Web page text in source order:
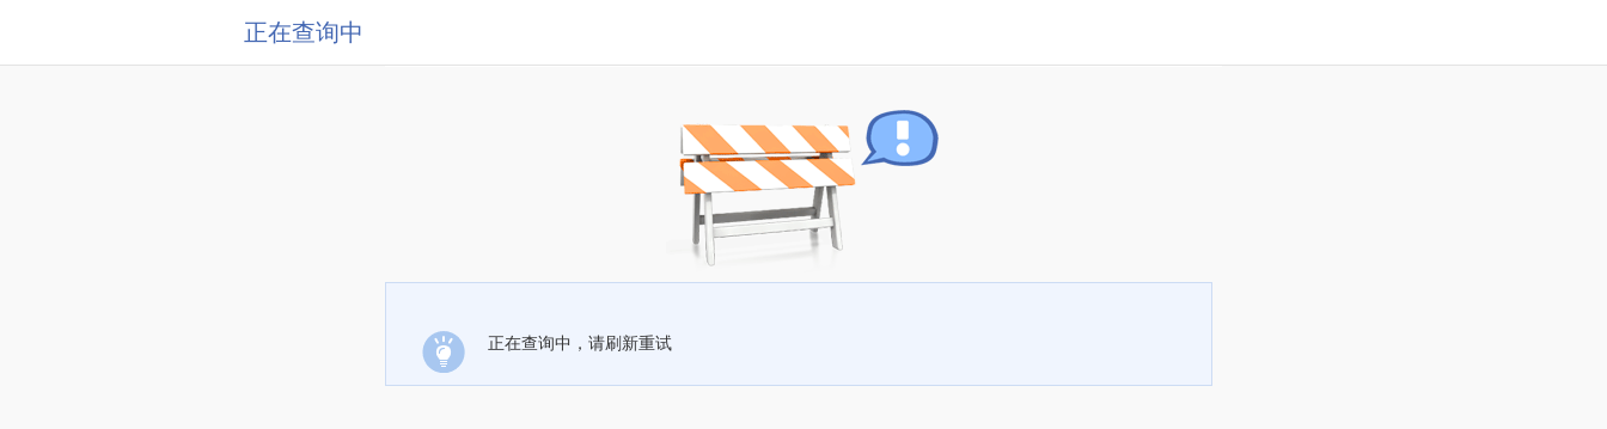
正在查询中
正在查询中，请刷新重试